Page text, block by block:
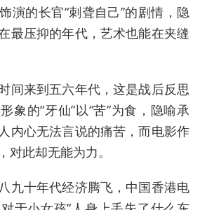
演的长官“刺聋自己”的剧情，隐
最压抑的年代，艺术也能在夹缝
间来到五六年代，这是战后反思
象的“牙仙”以“苦”为食，隐喻承
内心无法言说的痛苦，而电影作
对此却无能为力。
九十年代经济腾飞，中国香港电